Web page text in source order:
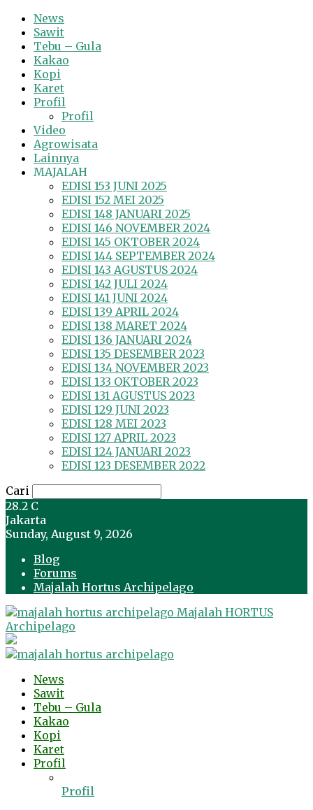
News
Sawit
Tebu – Gula
Kakao
Kopi
Karet
Profil
Profil
Video
Agrowisata
Lainnya
MAJALAH
EDISI 153 JUNI 2025
EDISI 152 MEI 2025
EDISI 148 JANUARI 2025
EDISI 146 NOVEMBER 2024
EDISI 145 OKTOBER 2024
EDISI 144 SEPTEMBER 2024
EDISI 143 AGUSTUS 2024
EDISI 142 JULI 2024
EDISI 141 JUNI 2024
EDISI 139 APRIL 2024
EDISI 138 MARET 2024
EDISI 136 JANUARI 2024
EDISI 135 DESEMBER 2023
EDISI 134 NOVEMBER 2023
EDISI 133 OKTOBER 2023
EDISI 131 AGUSTUS 2023
EDISI 129 JUNI 2023
EDISI 128 MEI 2023
EDISI 127 APRIL 2023
EDISI 124 JANUARI 2023
EDISI 123 DESEMBER 2022
Cari
28.2 C
Jakarta
Sunday, August 9, 2026
Blog
Forums
Majalah Hortus Archipelago
Majalah HORTUS
Archipelago
News
Sawit
Tebu – Gula
Kakao
Kopi
Karet
Profil
Profil